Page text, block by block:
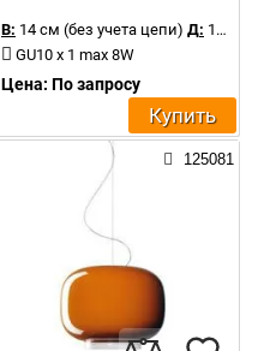
В: 14 см (без учета цепи) Д: 17 см
GU10 x 1 max 8W
Цена: По запросу
Купить
125081